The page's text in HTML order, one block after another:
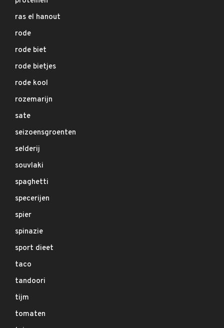
ras el hanout
rode
rode biet
rode bietjes
rode kool
rozemarijn
sate
seizoensgroenten
selderij
souvlaki
spaghetti
specerijen
spier
spinazie
sport dieet
taco
tandoori
tijm
tomaten